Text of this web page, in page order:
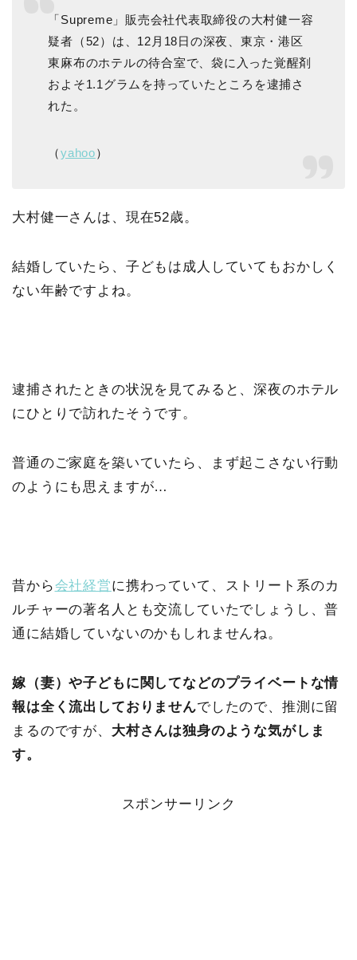
「Supreme」販売会社代表取締役の大村健一容
疑者（52）は、12月18日の深夜、東京・港区
東麻布のホテルの待合室で、袋に入った覚醒剤
およそ1.1グラムを持っていたところを逮捕さ
れた。
（yahoo）
大村健一さんは、現在52歳。
結婚していたら、子どもは成人していてもおかしく
ない年齢ですよね。
逮捕されたときの状況を見てみると、深夜のホテル
にひとりで訪れたそうです。
普通のご家庭を築いていたら、まず起こさない行動
のようにも思えますが…
昔から会社経営に携わっていて、ストリート系のカ
ルチャーの著名人とも交流していたでしょうし、普
通に結婚していないのかもしれませんね。
嫁（妻）や子どもに関してなどのプライベートな情
報は全く流出しておりませんでしたので、推測に留
まるのですが、 大村さんは独身のような気がしま
す。
スポンサーリンク